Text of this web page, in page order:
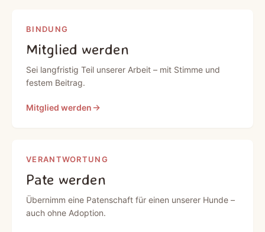
BINDUNG
Mitglied werden
Sei langfristig Teil unserer Arbeit – mit Stimme und
festem Beitrag.
Mitglied werden
VERANTWORTUNG
Pate werden
Übernimm eine Patenschaft für einen unserer Hunde –
auch ohne Adoption.